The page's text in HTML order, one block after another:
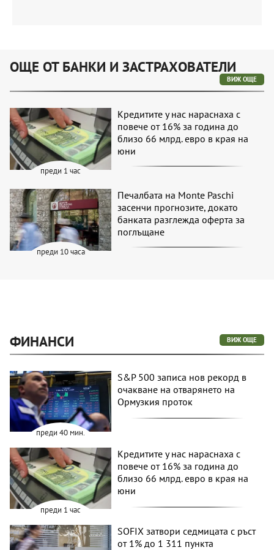
ОЩЕ ОТ БАНКИ И ЗАСТРАХОВАТЕЛИ
ВИЖ ОЩЕ
преди 1 час
Кредитите у нас нараснаха с
повече от 16% за година до
близо 66 млрд. евро в края на
юни
преди 10 часа
Печалбата на Monte Paschi
засенчи прогнозите, докато
банката разглежда оферта за
поглъщане
ФИНАНСИ ВИЖ ОЩЕ
преди 40 мин.
S&P 500 записа нов рекорд в
очакване на отварянето на
Ормузкия проток
преди 1 час
Кредитите у нас нараснаха с
повече от 16% за година до
близо 66 млрд. евро в края на
юни
SOFIX затвори седмицата с ръст
от 1% до 1 311 пункта